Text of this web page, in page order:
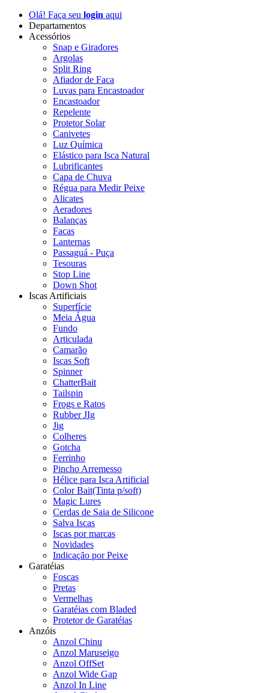
Olá! Faça seu login aqui
Departamentos
Acessórios
Snap e Giradores
Argolas
Split Ring
Afiador de Faca
Luvas para Encastoador
Encastoador
Repelente
Protetor Solar
Canivetes
Luz Química
Elástico para Isca Natural
Lubrificantes
Capa de Chuva
Régua para Medir Peixe
Alicates
Aeradores
Balanças
Facas
Lanternas
Passaguá - Puça
Tesouras
Stop Line
Down Shot
Iscas Artificiais
Superfície
Meia Água
Fundo
Articulada
Camarão
Iscas Soft
Spinner
ChatterBait
Tailspin
Frogs e Ratos
Rubber JIg
Jig
Colheres
Gotcha
Ferrinho
Pincho Arremesso
Hélice para Isca Artificial
Color Bait(Tinta p/soft)
Magic Lures
Cerdas de Saia de Silicone
Salva Iscas
Iscas por marcas
Novidades
Indicação por Peixe
Garatéias
Foscas
Pretas
Vermelhas
Garatéias com Bladed
Protetor de Garatéias
Anzóis
Anzol Chinu
Anzol Maruseigo
Anzol OffSet
Anzol Wide Gap
Anzol In Line